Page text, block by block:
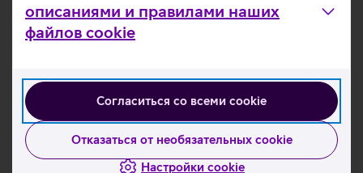
описаниями и правилами наших
файлов cookie
Согласиться со всеми cookie
Отказаться от необязательных cookie
Настройки cookie
Рабочее место Apple Air
Ноутбук Apple MacBook Air 13“ или 15“
oт 36,22 €/месяц + НСО